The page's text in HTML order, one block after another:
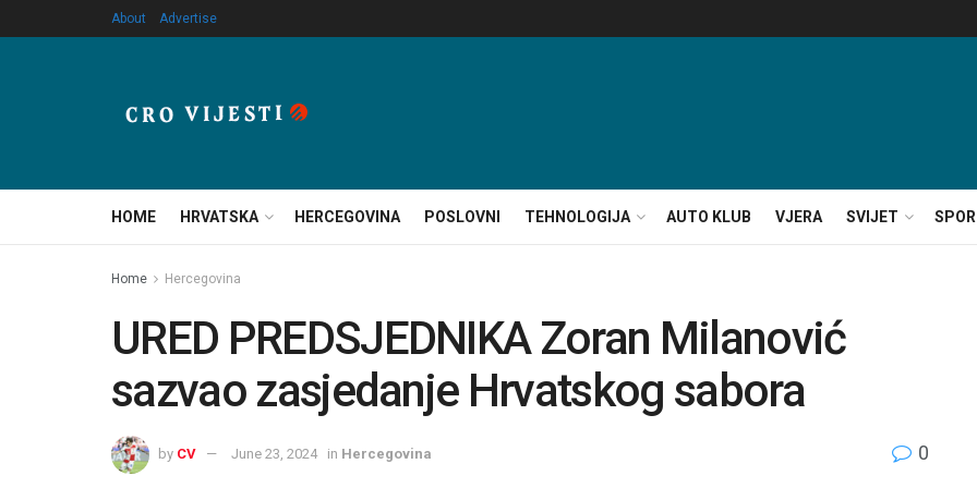
About Advertise
HOME HRVATSKA HERCEGOVINA POSLOVNI TEHNOLOGIJA AUTO KLUB VJERA SVIJET
Home Hercegovina
URED PREDSJEDNIKA Zoran Milanović
sazvao zasjedanje Hrvatskog sabora
by CV June 23, 2024 in Hercegovina 0